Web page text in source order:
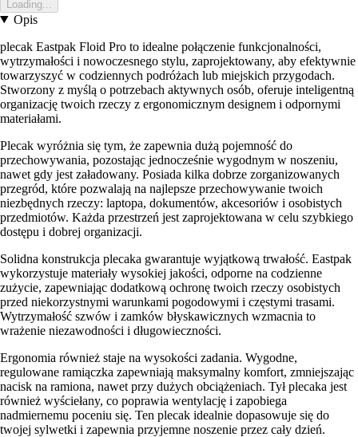
Loading...
Opis
plecak Eastpak Floid Pro to idealne połączenie funkcjonalności,
wytrzymałości i nowoczesnego stylu, zaprojektowany, aby efektywnie
towarzyszyć w codziennych podróżach lub miejskich przygodach.
Stworzony z myślą o potrzebach aktywnych osób, oferuje inteligentną
organizację twoich rzeczy z ergonomicznym designem i odpornymi
materiałami.
Plecak wyróżnia się tym, że zapewnia dużą pojemność do
przechowywania, pozostając jednocześnie wygodnym w noszeniu,
nawet gdy jest załadowany. Posiada kilka dobrze zorganizowanych
przegród, które pozwalają na najlepsze przechowywanie twoich
niezbędnych rzeczy: laptopa, dokumentów, akcesoriów i osobistych
przedmiotów. Każda przestrzeń jest zaprojektowana w celu szybkiego
dostępu i dobrej organizacji.
Solidna konstrukcja plecaka gwarantuje wyjątkową trwałość. Eastpak
wykorzystuje materiały wysokiej jakości, odporne na codzienne
zużycie, zapewniając dodatkową ochronę twoich rzeczy osobistych
przed niekorzystnymi warunkami pogodowymi i częstymi trasami.
Wytrzymałość szwów i zamków błyskawicznych wzmacnia to
wrażenie niezawodności i długowieczności.
Ergonomia również staje na wysokości zadania. Wygodne,
regulowane ramiączka zapewniają maksymalny komfort, zmniejszając
nacisk na ramiona, nawet przy dużych obciążeniach. Tył plecaka jest
również wyściełany, co poprawia wentylację i zapobiega
nadmiernemu poceniu się. Ten plecak idealnie dopasowuje się do
twojej sylwetki i zapewnia przyjemne noszenie przez cały dzień.